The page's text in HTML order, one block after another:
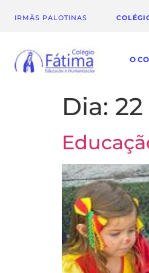
IRMÃS PALOTINAS
O
Dia: